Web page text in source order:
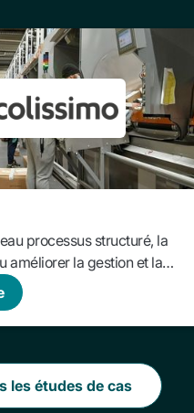
processus structuré, la
améliorer la gestion et la
Cette approche
évaluation plus rapide et
favorisant une meilleure
8 % du taux d’acceptation
les études de cas